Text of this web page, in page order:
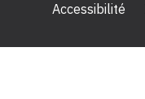
Accessibilité